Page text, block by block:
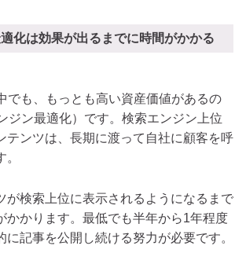
化は効果が出るまでに時間がかかる
でも、もっとも高い資産価値があるの
ジン最適化）です。検索エンジン上位
テンツは、長期に渡って自社に顧客を呼
が検索上位に表示されるようになるまで
かかります。最低でも半年から1年程度
に記事を公開し続ける努力が必要です。